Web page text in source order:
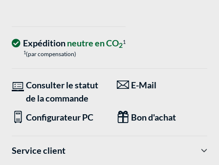
Expéditionneutre en CO21
1(par compensation)
Consulter le statut
de la commande
E-Mail
Configurateur PC Bon d'achat
Service client